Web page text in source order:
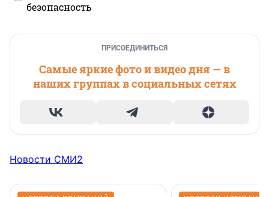
безопасность
ПРИСОЕДИНИТЬСЯ
Самые яркие фото и видео дня — в
наших группах в социальных сетях
Новости СМИ2